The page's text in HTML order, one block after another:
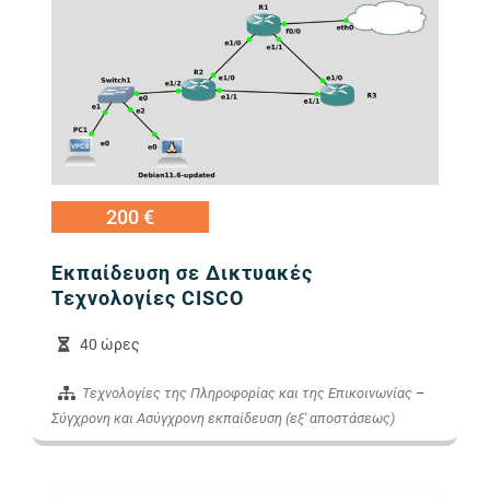
200 €
Εκπαίδευση σε Δικτυακές
Τεχνολογίες CISCO
40 ώρες
Τεχνολογίες της Πληροφορίας και της Επικοινωνίας –
Σύγχρονη και Ασύγχρονη εκπαίδευση (εξ' αποστάσεως)